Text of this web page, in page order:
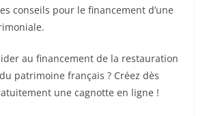
conseils pour le financement d’une
au financement de la restauration
patrimoine français ? Créez dès
une cagnotte en ligne !